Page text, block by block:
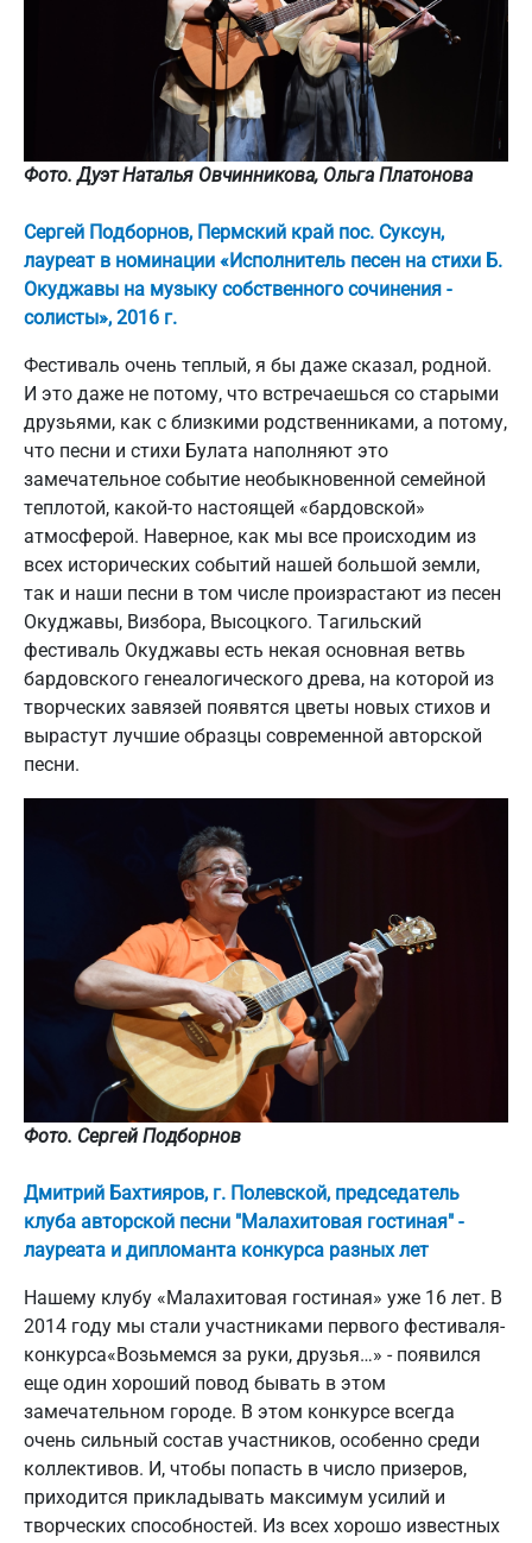
Фото. Дуэт Наталья Овчинникова, Ольга Платонова
Сергей Подборнов, Пермский край пос. Суксун,
лауреат в номинации «Исполнитель песен на стихи Б.
Окуджавы на музыку собственного сочинения -
солисты», 2016 г.
Фестиваль очень теплый, я бы даже сказал, родной.
И это даже не потому, что встречаешься со старыми
друзьями, как с близкими родственниками, а потому,
что песни и стихи Булата наполняют это
замечательное событие необыкновенной семейной
теплотой, какой-то настоящей «бардовской»
атмосферой. Наверное, как мы все происходим из
всех исторических событий нашей большой земли,
так и наши песни в том числе произрастают из песен
Окуджавы, Визбора, Высоцкого. Тагильский
фестиваль Окуджавы есть некая основная ветвь
бардовского генеалогического древа, на которой из
творческих завязей появятся цветы новых стихов и
вырастут лучшие образцы современной авторской
песни.
Фото. Сергей Подборнов
Дмитрий Бахтияров, г. Полевской, председатель
клуба авторской песни "Малахитовая гостиная" -
лауреата и дипломанта конкурса разных лет
Нашему клубу «Малахитовая гостиная» уже 16 лет. В
2014 году мы стали участниками первого фестиваля-
конкурса«Возьмемся за руки, друзья…» - появился
еще один хороший повод бывать в этом
замечательном городе. В этом конкурсе всегда
очень сильный состав участников, особенно среди
коллективов. И, чтобы попасть в число призеров,
приходится прикладывать максимум усилий и
творческих способностей. Из всех хорошо известных